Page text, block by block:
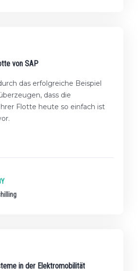
von SAP
das erfolgreiche Beispiel
dass die
Flotte heute so einfach ist
in der Elektromobilität